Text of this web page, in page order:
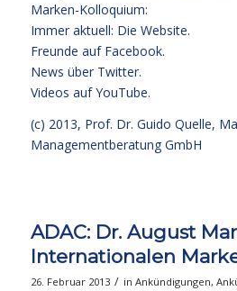
Marken-Kolloquium:
Immer aktuell: Die Website.
Freunde auf Facebook.
News über Twitter.
Videos auf YouTube.
(c) 2013, Prof. Dr. Guido Quelle,
Managementberatung GmbH
ADAC: Dr. August
Internationalen
26. Februar 2013 / in Ankündigungen,